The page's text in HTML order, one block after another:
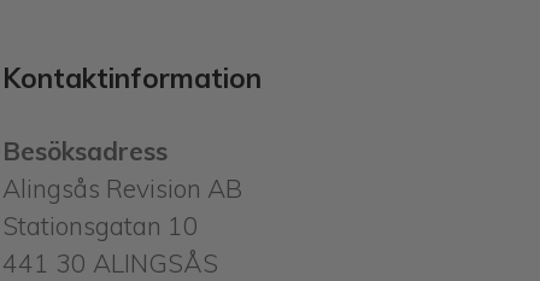
Kontaktinformation
Besöksadress
Alingsås Revision AB
Stationsgatan 10
441 30 ALINGSÅS